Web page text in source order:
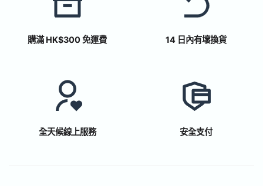
購滿 HK$300 免運費 14 日內有壞換貨
全天候線上服務 安全支付